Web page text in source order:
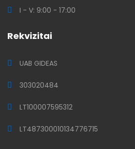
I - V: 9:00 - 17:00
Rekvizitai
UAB GIDEAS
303020484
LT100007595312
LT487300010134776715